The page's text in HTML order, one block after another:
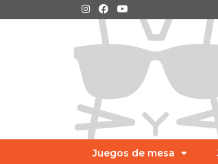
Juegos de mesa